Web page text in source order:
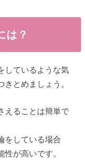
は？
しているような気
とめましょう。
えることは簡単で
をしている場合
が高いです。